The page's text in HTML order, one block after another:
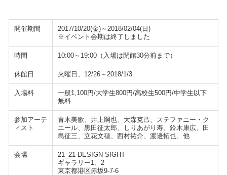
開催期間
2017/10/20(金)～2018/02/04(日)
※イベント会期は終了しました
時間 10:00～19:00（入場は閉館30分前まで）
休館日 火曜日、12/26～2018/1/3
入場料
一般1,100円/大学生800円/高校生500円/中学生以下
無料
参加アーテ
ィスト
青木美歌、井上嗣也、大森克己、ステファニー・ク
エール、黒田征太郎、しりあがり寿、鈴木康広、田
島征三、立花文穂、西村祐介、渡邊拓也、他
会場
21_21 DESIGN SIGHT
ギャラリー1、2
東京都港区赤坂9-7-6